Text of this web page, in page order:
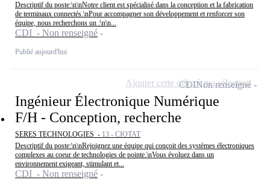
Descriptif du poste:\n\nNotre client est spécialisé dans la conception et la fabrication
de terminaux connectés.\nPour accompagner son développement et renforcer son
équipe, nous recherchons un :\n\n...
CDI - Non renseigné
Publié aujourd'hui
Ingénieur Électronique Numérique
F/H - Conception, recherche
SERES TECHNOLOGIES - 13 - CIOTAT
Descriptif du poste:\n\nRejoignez une équipe qui conçoit des systèmes électroniques
complexes au coeur de technologies de pointe.\nVous évoluez dans un
environnement exigeant, stimulant et...
CDI - Non renseigné
CDINon renseigné
Ajouter cette offre à ma sélection